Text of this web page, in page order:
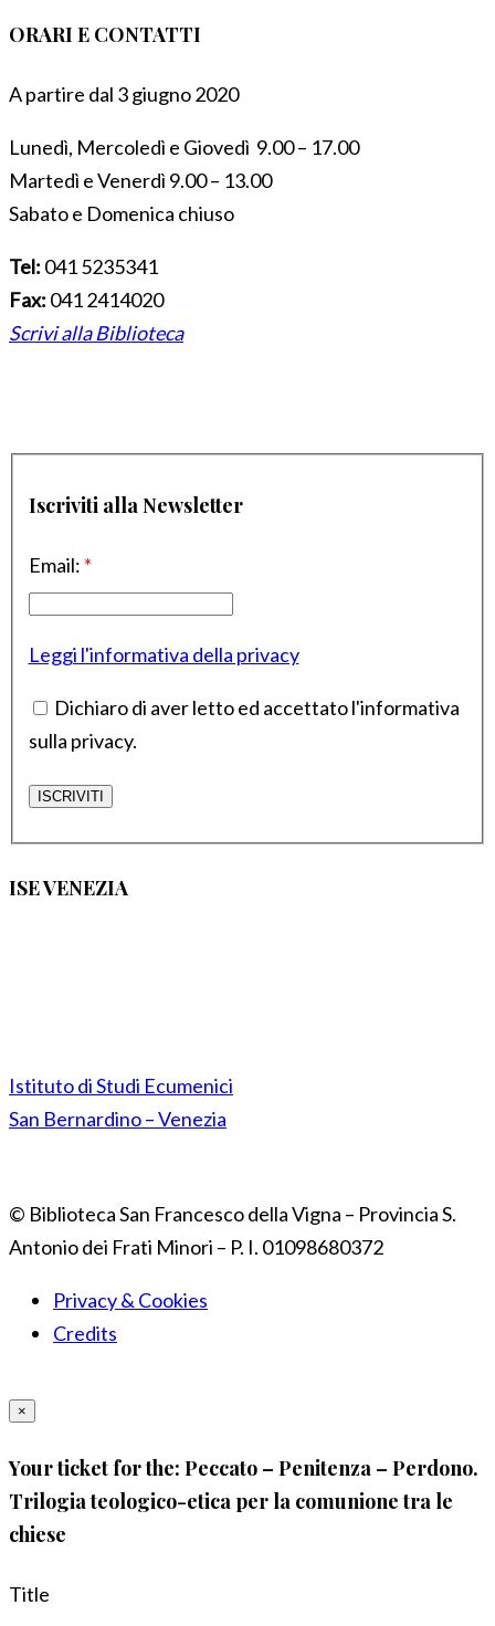
ORARI E CONTATTI
A partire dal 3 giugno 2020
Lunedì, Mercoledì e Giovedì 9.00 – 17.00
Martedì e Venerdì 9.00 – 13.00
Sabato e Domenica chiuso
Tel: 041 5235341
Fax: 041 2414020
Scrivi alla Biblioteca
Iscriviti alla Newsletter
Email: *
Leggi l'informativa della privacy
Dichiaro di aver letto ed accettato l'informativa
sulla privacy.
ISE VENEZIA
Istituto di Studi Ecumenici
San Bernardino – Venezia
© Biblioteca San Francesco della Vigna – Provincia S.
Antonio dei Frati Minori – P. I. 01098680372
Privacy & Cookies
Credits
×
Your ticket for the: Peccato – Penitenza – Perdono.
Trilogia teologico-etica per la comunione tra le
chiese
Title